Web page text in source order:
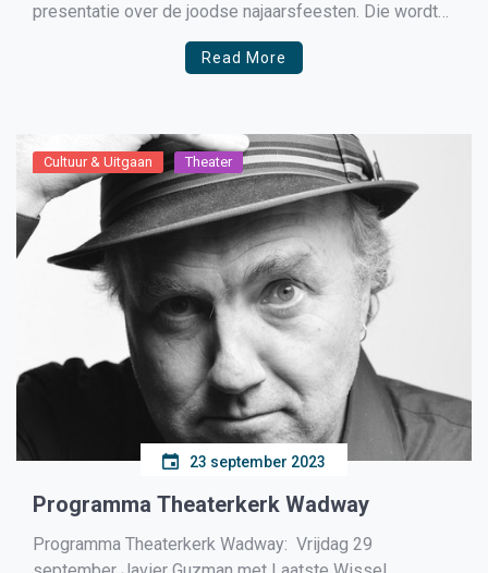
presentatie over de joodse najaarsfeesten. Die wordt
gegeven door ds. Adri van der Wal en begint om 14.00
uur. Er is gelegenheid om vragen te stellen. De lezing is
Read More
Cultuur & Uitgaan Theater
23 september 2023
Programma Theaterkerk Wadway
Programma Theaterkerk Wadway: Vrijdag 29